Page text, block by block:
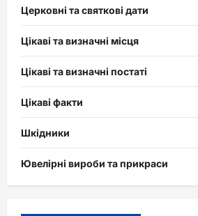
Церковні та святкові дати
Цікаві та визначні місця
Цікаві та визначні постаті
Цікаві факти
Шкідники
Ювелірні вироби та прикраси